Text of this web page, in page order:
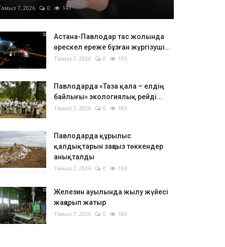
7, 2026 0 141
Астана-Павлодар тас жолында
өрескел ереже бұзған жүргізуші...
Тамыз 7, 2026 0 193
Павлодарда «Таза қала – елдің
байлығы» экологиялық рейді...
Тамыз 7, 2026 0 183
Павлодарда құрылыс
қалдықтарын заңсыз төккендер
анықталды
Тамыз 7, 2026 0 193
Железин ауылында жылу жүйесі
жаңарып жатыр
Тамыз 7, 2026 0 186